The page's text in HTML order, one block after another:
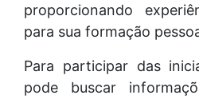
proporcionando
para sua formação
Para participar das
pode buscar